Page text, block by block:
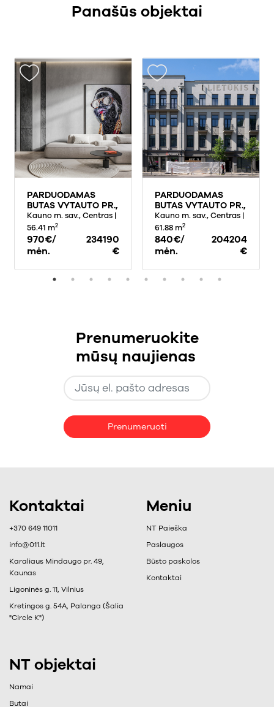
Panašūs objektai
PARDUODAMAS
BUTAS VYTAUTO PR.,
CENTRE, KAUNE,
56.41 KV.M PLOTO
Kauno m. sav., Centras |
56.41 m2
970€/
mėn.
234190
€
PARDUODAMAS
BUTAS VYTAUTO PR.,
CENTRE, KAUNE,
61.88 KV.M PLOTO
Kauno m. sav., Centras |
61.88 m2
840€/
mėn.
204204
€
Kontaktai
+370 649 11011
info@011.lt
Karaliaus Mindaugo pr. 49,
Kaunas
Ligoninės g. 11, Vilnius
Kretingos g. 54A, Palanga (Šalia
"Circle K")
Meniu
NT Paieška
Paslaugos
Būsto paskolos
Kontaktai
NT objektai
Namai
Butai
Prenumeruokite
mūsų naujienas
Prenumeruoti